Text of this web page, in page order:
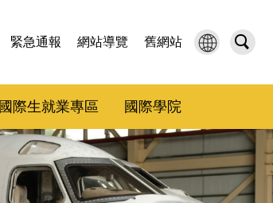
緊急通報 網站導覽 舊網站
國際生就業專區 國際學院